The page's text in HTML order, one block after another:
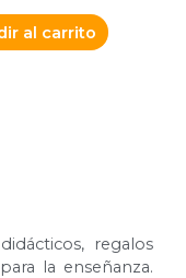
al carrito
regalos
la enseñanza.